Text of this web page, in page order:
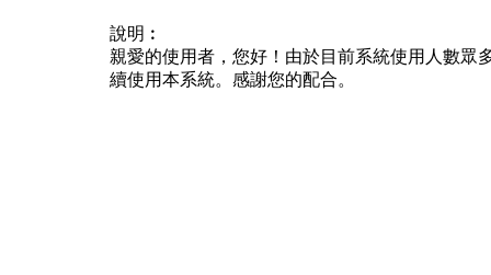
說明︰
親愛的使用者，您好！由於目前系統使用人數眾
續使用本系統。感謝您的配合。